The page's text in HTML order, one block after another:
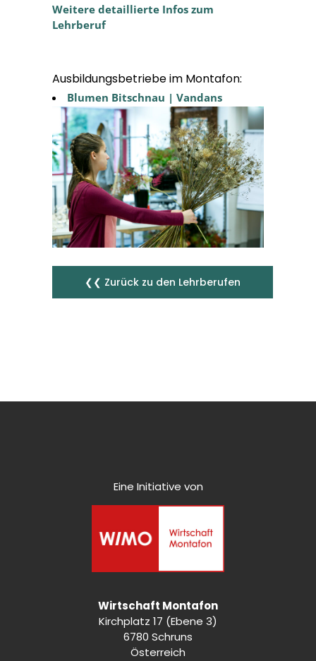
Weitere detaillierte Infos zum
Lehrberuf
Ausbildungsbetriebe im Montafon:
Blumen Bitschnau | Vandans
❮❮ Zurück zu den Lehrberufen
Eine Initiative von
Wirtschaft Montafon
Kirchplatz 17 (Ebene 3)
6780 Schruns
Österreich